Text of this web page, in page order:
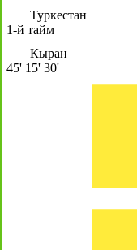
Туркестан
1-й тайм
Кыран
45' 15' 30'